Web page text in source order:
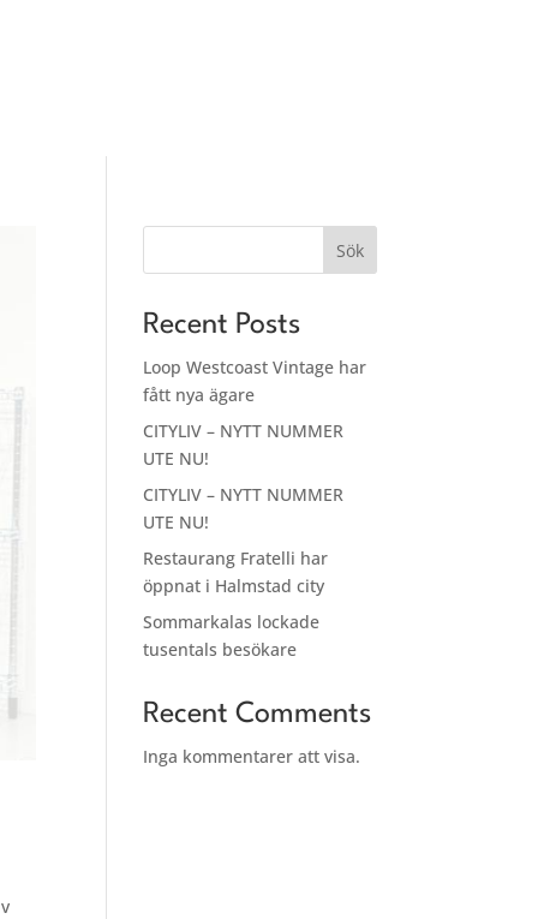
Sök
Recent Posts
Loop Westcoast Vintage har
fått nya ägare
CITYLIV – NYTT NUMMER
UTE NU!
CITYLIV – NYTT NUMMER
UTE NU!
Restaurang Fratelli har
öppnat i Halmstad city
Sommarkalas lockade
tusentals besökare
Recent Comments
Inga kommentarer att visa.